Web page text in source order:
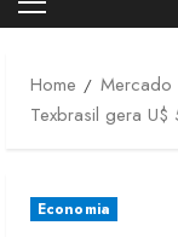
Primary
Home
Mercado
Texbrasil gera U$
Economia